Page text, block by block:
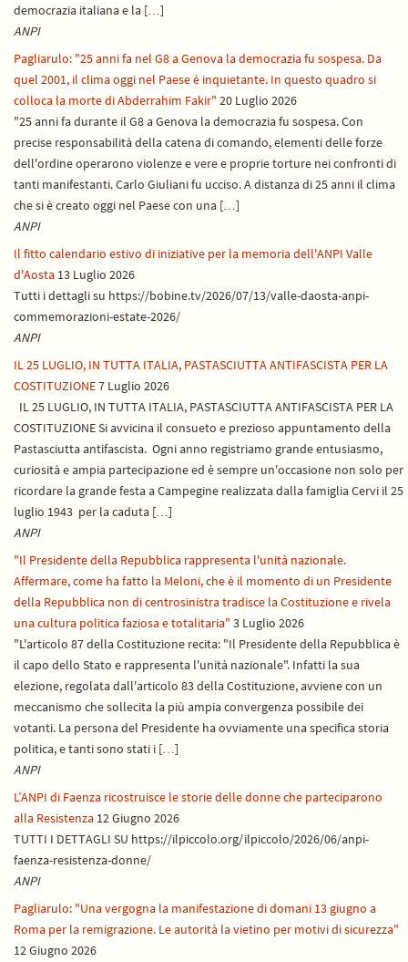
democrazia italiana e la […]
ANPI
Pagliarulo: "25 anni fa nel G8 a Genova la democrazia fu sospesa. Da
quel 2001, il clima oggi nel Paese è inquietante. In questo quadro si
colloca la morte di Abderrahim Fakir" 20 Luglio 2026
"25 anni fa durante il G8 a Genova la democrazia fu sospesa. Con
precise responsabilità della catena di comando, elementi delle forze
dell'ordine operarono violenze e vere e proprie torture nei confronti di
tanti manifestanti. Carlo Giuliani fu ucciso. A distanza di 25 anni il clima
che si è creato oggi nel Paese con una […]
ANPI
Il fitto calendario estivo di iniziative per la memoria dell'ANPI Valle
d'Aosta 13 Luglio 2026
Tutti i dettagli su https://bobine.tv/2026/07/13/valle-daosta-anpi-
commemorazioni-estate-2026/
ANPI
IL 25 LUGLIO, IN TUTTA ITALIA, PASTASCIUTTA ANTIFASCISTA PER LA
COSTITUZIONE7 Luglio 2026
IL 25 LUGLIO, IN TUTTA ITALIA, PASTASCIUTTA ANTIFASCISTA PER LA
COSTITUZIONE Si avvicina il consueto e prezioso appuntamento della
Pastasciutta antifascista. Ogni anno registriamo grande entusiasmo,
curiosità e ampia partecipazione ed è sempre un'occasione non solo per
ricordare la grande festa a Campegine realizzata dalla famiglia Cervi il 25
luglio 1943 per la caduta […]
ANPI
"Il Presidente della Repubblica rappresenta l'unità nazionale.
Affermare, come ha fatto la Meloni, che è il momento di un Presidente
della Repubblica non di centrosinistra tradisce la Costituzione e rivela
una cultura politica faziosa e totalitaria" 3 Luglio 2026
"L'articolo 87 della Costituzione recita: "Il Presidente della Repubblica è
il capo dello Stato e rappresenta l'unità nazionale". Infatti la sua
elezione, regolata dall'articolo 83 della Costituzione, avviene con un
meccanismo che sollecita la più ampia convergenza possibile dei
votanti. La persona del Presidente ha ovviamente una specifica storia
politica, e tanti sono stati i […]
ANPI
L’ANPI di Faenza ricostruisce le storie delle donne che parteciparono
alla Resistenza 12 Giugno 2026
TUTTI I DETTAGLI SU https://ilpiccolo.org/ilpiccolo/2026/06/anpi-
faenza-resistenza-donne/
ANPI
Pagliarulo: "Una vergogna la manifestazione di domani 13 giugno a
Roma per la remigrazione. Le autorità la vietino per motivi di sicurezza"
12 Giugno 2026